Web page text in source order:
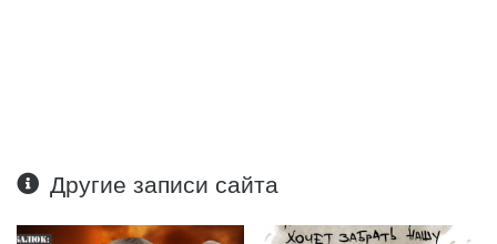
Другие записи сайта